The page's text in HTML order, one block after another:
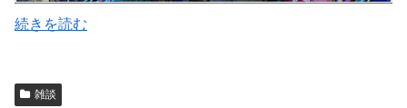
続きを読む
雑談